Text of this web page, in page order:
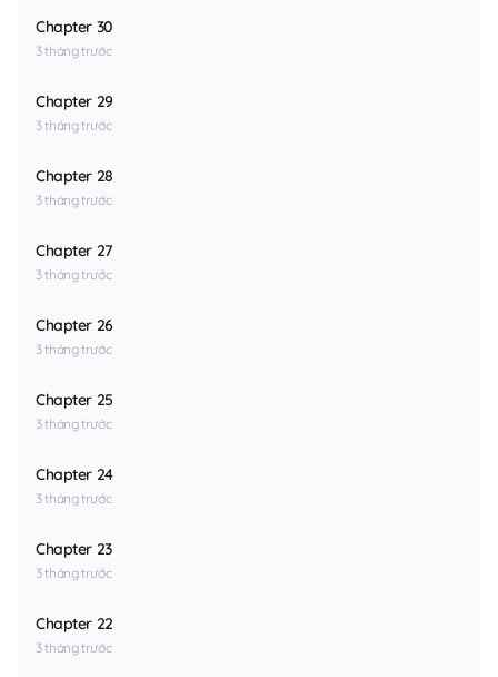
Chapter 30
3 tháng trước
Chapter 29
3 tháng trước
Chapter 28
3 tháng trước
Chapter 27
3 tháng trước
Chapter 26
3 tháng trước
Chapter 25
3 tháng trước
Chapter 24
3 tháng trước
Chapter 23
3 tháng trước
Chapter 22
3 tháng trước